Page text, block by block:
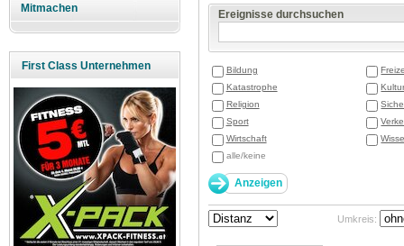
Mitmachen
First Class Unternehmen
Ereignisse durchsuchen
Bildung
Katastrophe
Religion
Sport
Wirtschaft
alle/keine
Umkreis: